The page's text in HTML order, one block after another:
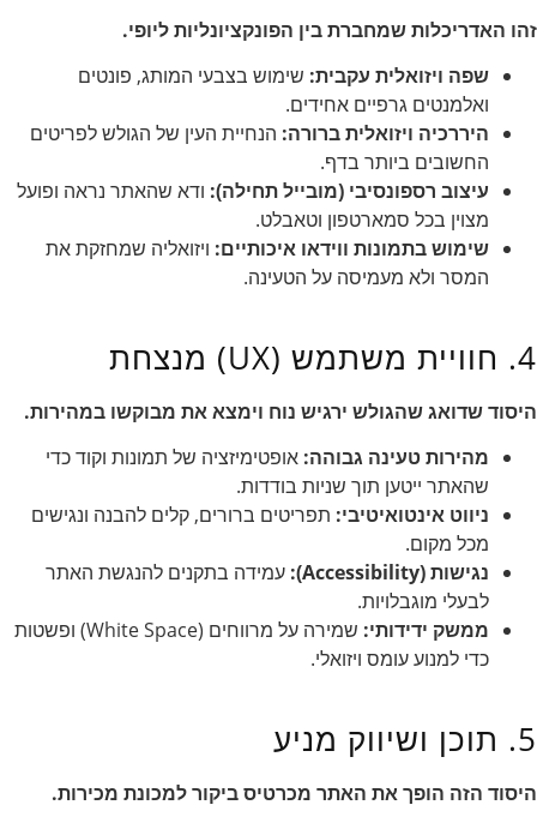
זהו האדריכלות שמחברת בין הפונקציונליות ליופי.
שפה ויזואלית עקבית: שימוש בצבעי המותג, פונטים
ואלמנטים גרפיים אחידים.
היררכיה ויזואלית ברורה: הנחיית העין של הגולש לפריטים
החשובים ביותר בדף.
עיצוב רספונסיבי (מובייל תחילה): ודא שהאתר נראה ופועל
מצוין בכל סמארטפון וטאבלט.
שימוש בתמונות ווידאו איכותיים: ויזואליה שמחזקת את
המסר ולא מעמיסה על הטעינה.
4. חוויית משתמש (UX) מנצחת
היסוד שדואג שהגולש ירגיש נוח וימצא את מבוקשו במהירות.
מהירות טעינה גבוהה: אופטימיזציה של תמונות וקוד כדי
שהאתר ייטען תוך שניות בודדות.
ניווט אינטואיטיבי: תפריטים ברורים, קלים להבנה ונגישים
מכל מקום.
נגישות (Accessibility):
עמידה בתקנים להנגשת האתר
לבעלי מוגבלויות.
ממשק ידידותי:
שמירה על מרווחים (White Space) ופשטות
כדי למנוע עומס ויזואלי.
5. תוכן ושיווק מניע
היסוד הזה הופך את האתר מכרטיס ביקור למכונת מכירות.